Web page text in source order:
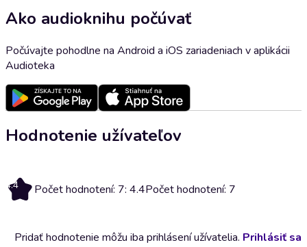
Ako audioknihu počúvať
Počúvajte pohodlne na Android a iOS zariadeniach v aplikácii
Audioteka
Hodnotenie užívateľov
4.4 Počet hodnotení: 7: 4.4Počet hodnotení: 7
Pridať hodnotenie môžu iba prihlásení užívatelia. Prihlásiť sa